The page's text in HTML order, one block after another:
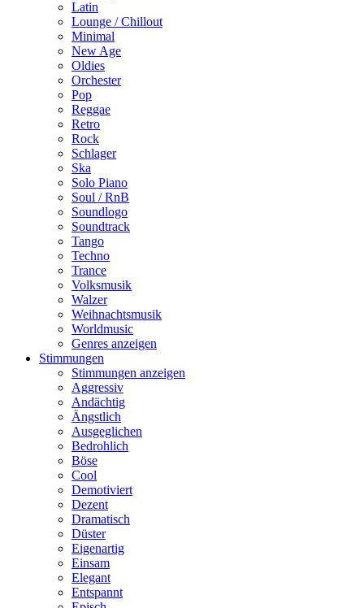
Latin
Lounge / Chillout
Minimal
New Age
Oldies
Orchester
Pop
Reggae
Retro
Rock
Schlager
Ska
Solo Piano
Soul / RnB
Soundlogo
Soundtrack
Tango
Techno
Trance
Volksmusik
Walzer
Weihnachtsmusik
Worldmusic
Genres anzeigen
Stimmungen
Stimmungen anzeigen
Aggressiv
Andächtig
Ängstlich
Ausgeglichen
Bedrohlich
Böse
Cool
Demotiviert
Dezent
Dramatisch
Düster
Eigenartig
Einsam
Elegant
Entspannt